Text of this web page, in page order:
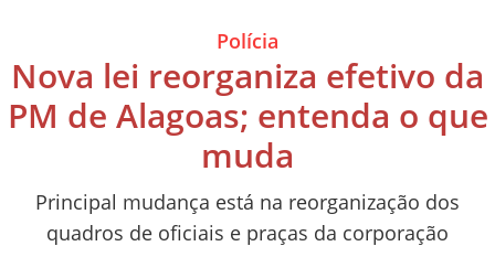
Polícia
Nova lei reorganiza efetivo da
PM de Alagoas; entenda o que
muda
Principal mudança está na reorganização dos
quadros de oficiais e praças da corporação